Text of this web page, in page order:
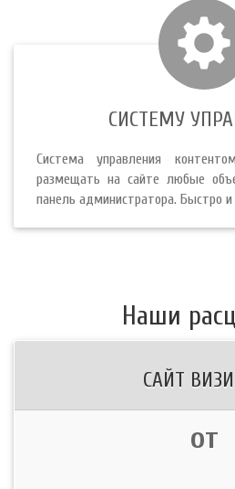
СИСТЕМУ
Система управления
размещать на сайте любые
панель администратора. Быстро и
Наши
САЙТ
от